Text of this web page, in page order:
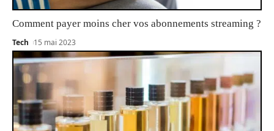
Comment payer moins cher vos abonnements streaming ?
Tech 15 mai 2023